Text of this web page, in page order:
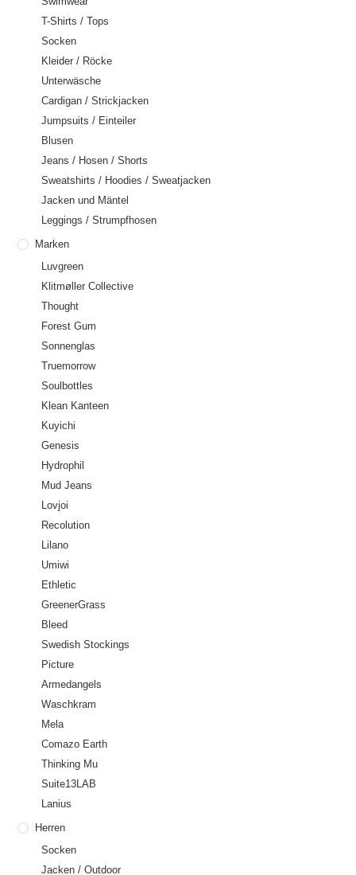
T-Shirts / Tops
Socken
Kleider / Röcke
Unterwäsche
Cardigan / Strickjacken
Jumpsuits / Einteiler
Blusen
Jeans / Hosen / Shorts
Sweatshirts / Hoodies / Sweatjacken
Jacken und Mäntel
Leggings / Strumpfhosen
Marken
Luvgreen
Klitmøller Collective
Thought
Forest Gum
Sonnenglas
Truemorrow
Soulbottles
Klean Kanteen
Kuyichi
Genesis
Hydrophil
Mud Jeans
Lovjoi
Recolution
Lilano
Umiwi
Ethletic
GreenerGrass
Bleed
Swedish Stockings
Picture
Armedangels
Waschkram
Mela
Comazo Earth
Thinking Mu
Suite13LAB
Lanius
Herren
Socken
Jacken / Outdoor